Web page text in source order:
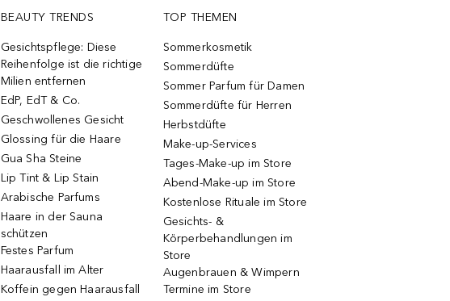
BEAUTY TRENDS
Gesichtspflege: Diese
Reihenfolge ist die richtige
Milien entfernen
EdP, EdT & Co.
Geschwollenes Gesicht
Glossing für die Haare
Gua Sha Steine
Lip Tint & Lip Stain
Arabische Parfums
Haare in der Sauna
schützen
Festes Parfum
Haarausfall im Alter
Koffein gegen Haarausfall
TOP THEMEN
Sommerkosmetik
Sommerdüfte
Sommer Parfum für Damen
Sommerdüfte für Herren
Herbstdüfte
Make-up-Services
Tages-Make-up im Store
Abend-Make-up im Store
Kostenlose Rituale im Store
Gesichts- &
Körperbehandlungen im
Store
Augenbrauen & Wimpern
Termine im Store